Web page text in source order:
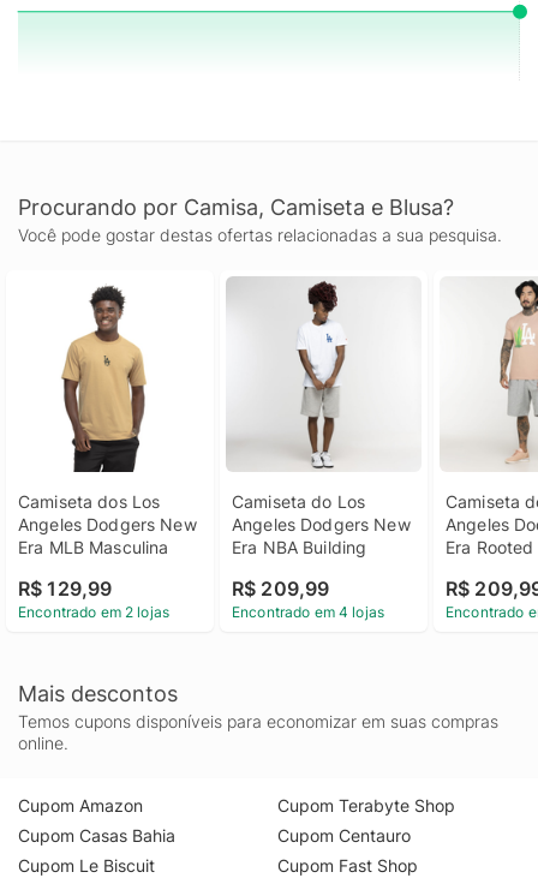
Procurando por Camisa, Camiseta e Blusa?
Você pode gostar destas ofertas relacionadas a sua pesquisa.
Camiseta dos Los
Angeles Dodgers New
Era MLB Masculina
R$ 129,99
Encontrado em 2 lojas
Camiseta do Los
Angeles Dodgers New
Era NBA Building
R$ 209,99
Encontrado em 4 lojas
Camiseta
Angeles
Era
R$
Encontrado
Mais descontos
Temos cupons disponíveis para economizar em suas compras
online.
Cupom Amazon
Cupom Casas Bahia
Cupom Le Biscuit
Cupom Terabyte Shop
Cupom Centauro
Cupom Fast Shop